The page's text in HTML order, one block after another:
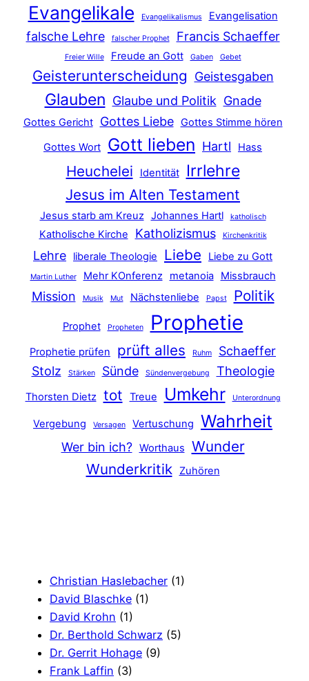
Evangelikale Evangelikalismus Evangelisation
falsche Lehre falscher Prophet Francis Schaeffer
Freier Wille Freude an Gott Gaben Gebet
Geisterunterscheidung Geistesgaben
Glauben Glaube und Politik Gnade
Gottes Gericht Gottes Liebe Gottes Stimme hören
Gottes Wort
Gott lieben Hartl Hass
Heuchelei Identität Irrlehre
Jesus im Alten Testament
Jesus starb am Kreuz Johannes Hartl katholisch
Katholische Kirche Katholizismus Kirchenkritik
Lehre liberale Theologie Liebe Liebe zu Gott
Martin Luther Mehr KOnferenz metanoia Missbrauch
Mission Musik Mut Nächstenliebe Papst Politik
Prophet Propheten Prophetie
Prophetie prüfen prüft alles Ruhm
Schaeffer
Stolz
Stärken Sünde Sündenvergebung Theologie
Thorsten Dietz tot Treue Umkehr Unterordnung
Vergebung Versagen Vertuschung Wahrheit
Wer bin ich? Worthaus
Wunder
Wunderkritik
Zuhören
Christian Haslebacher (1)
David Blaschke (1)
David Krohn (1)
Dr. Berthold Schwarz (5)
Dr. Gerrit Hohage (9)
Frank Laffin (3)